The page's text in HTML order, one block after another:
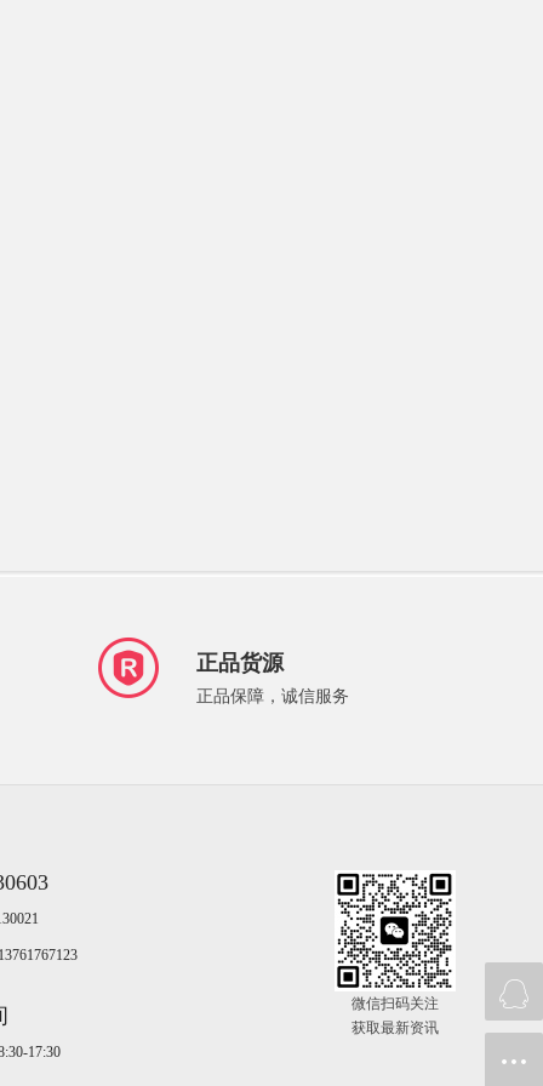
正品货源
正品保障，诚信服务
17:30
微信扫码关注
获取最新资讯